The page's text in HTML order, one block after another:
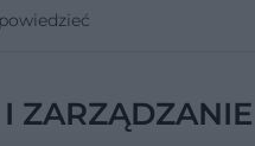
ZARZĄDZANIE